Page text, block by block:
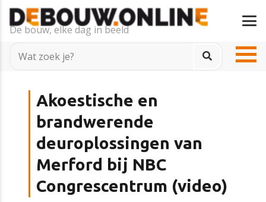
De bouw, elke dag in beeld
Akoestische en
brandwerende
deuroplossingen van
Merford bij NBC
Congrescentrum (video)